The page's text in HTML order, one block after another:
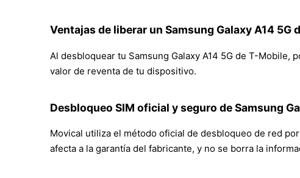
Ventajas de liberar un Samsung Galaxy A14 5G
Al desbloquear tu Samsung Galaxy A14 5G de T-
valor de reventa de tu dispositivo.
Desbloqueo SIM oficial y seguro de Samsung
Movical utiliza el método oficial de desbloqueo de red
afecta a la garantía del fabricante, y no se borra la